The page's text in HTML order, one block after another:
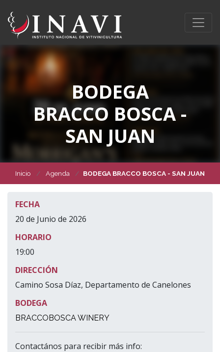
BODEGA
BRACCO BOSCA -
SAN JUAN
Inicio Agenda BODEGA BRACCO BOSCA - SAN JUAN
FECHA
20 de Junio de 2026
HORARIO
19:00
DIRECCIÓN
Camino Sosa Díaz, Departamento de Canelones
BODEGA
BRACCOBOSCA WINERY
Contactános para recibir más info: